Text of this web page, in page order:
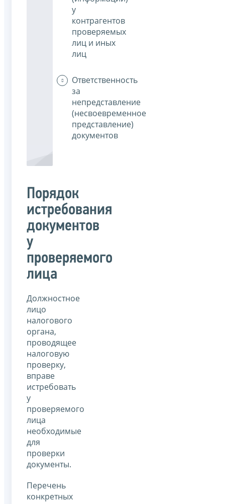
у
контрагентов
проверяемых
лиц и иных
лиц
Ответственность
за
непредставление
(несвоевременное
представление)
документов
Порядок
истребования
документов
у
проверяемого
лица
Должностное
лицо
налогового
органа,
проводящее
налоговую
проверку,
вправе
истребовать
у
проверяемого
лица
необходимые
для
проверки
документы.
Перечень
конкретных